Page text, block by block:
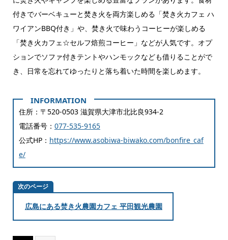
付きでバーベキューと焚き火を両方楽しめる「焚き火カフェ ハ
ワイアンBBQ付き」や、焚き火で味わうコーヒーが楽しめる
「焚き火カフェ☆セルフ焙煎コーヒー」などが人気です。オプ
ションでソファ付きテントやハンモックなども借りることがで
き、日常を忘れてゆったりと落ち着いた時間を楽しめます。
住所：〒520-0503 滋賀県大津市北比良934-2
電話番号： 077-535-9165
公式HP： https://www.asobiwa-biwako.com/bonfire_caf
e/
次のページ
広島にある焚き火農園カフェ 平田観光農園